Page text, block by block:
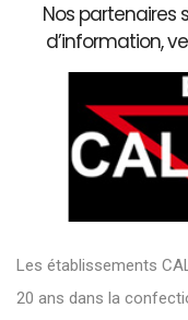
Nos partenaires
d’information,
Les établissements
20 ans dans la